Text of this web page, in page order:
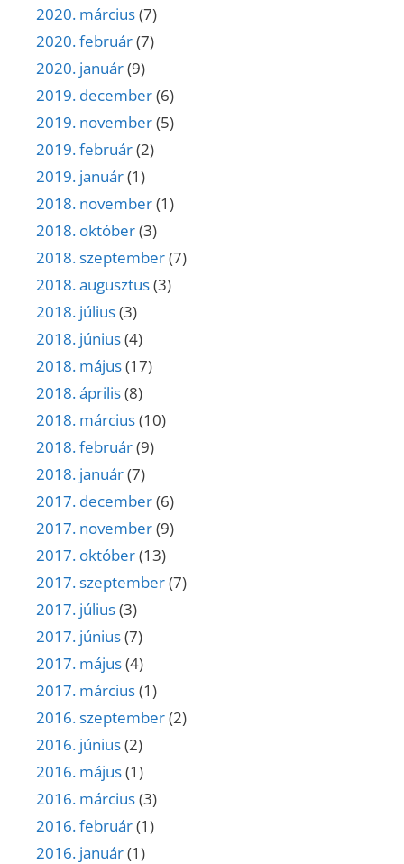
2020. március(7)
2020. február(7)
2020. január(9)
2019. december(6)
2019. november(5)
2019. február(2)
2019. január(1)
2018. november(1)
2018. október(3)
2018. szeptember(7)
2018. augusztus(3)
2018. július(3)
2018. június(4)
2018. május(17)
2018. április(8)
2018. március(10)
2018. február(9)
2018. január(7)
2017. december(6)
2017. november(9)
2017. október(13)
2017. szeptember(7)
2017. július(3)
2017. június(7)
2017. május(4)
2017. március(1)
2016. szeptember(2)
2016. június(2)
2016. május(1)
2016. március(3)
2016. február(1)
2016. január(1)